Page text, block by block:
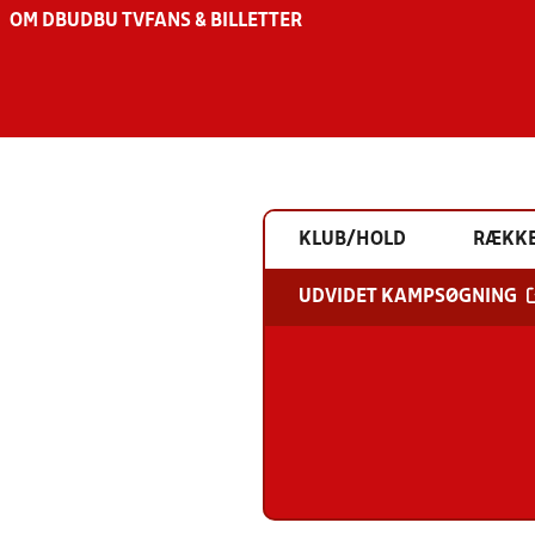
OM DBU DBU TV FANS & BILLETTER
KLUB/HOLD
UDVIDET KAMPSØGNING